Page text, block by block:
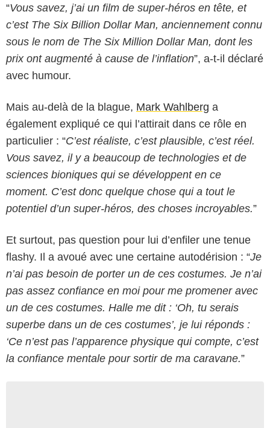
“Vous savez, j’ai un film de super-héros en tête, et
c’est The Six Billion Dollar Man, anciennement connu
sous le nom de The Six Million Dollar Man, dont les
prix ont augmenté à cause de l’inflation”, a-t-il déclaré
avec humour.
Mais au-delà de la blague, Mark Wahlberg a
également expliqué ce qui l’attirait dans ce rôle en
particulier : “C’est réaliste, c’est plausible, c’est réel.
Vous savez, il y a beaucoup de technologies et de
sciences bioniques qui se développent en ce
moment. C’est donc quelque chose qui a tout le
potentiel d’un super-héros, des choses incroyables.”
Et surtout, pas question pour lui d’enfiler une tenue
flashy. Il a avoué avec une certaine autodérision : “Je
n’ai pas besoin de porter un de ces costumes. Je n’ai
pas assez confiance en moi pour me promener avec
un de ces costumes. Halle me dit : ‘Oh, tu serais
superbe dans un de ces costumes’, je lui réponds :
‘Ce n’est pas l’apparence physique qui compte, c’est
la confiance mentale pour sortir de ma caravane.”